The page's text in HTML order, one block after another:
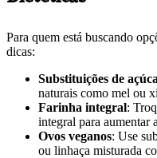
Para quem está buscando
dicas:
Substituições de
naturais como mel ou
Farinha integral:
integral para aumentar
Ovos veganos: Use
ou linhaça misturada